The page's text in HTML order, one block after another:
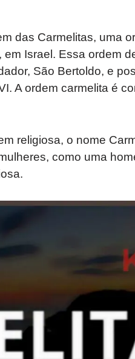
das Carmelitas, uma
Israel. Essa ordem
São Bertoldo, e
A ordem carmelita é
religiosa, o nome
como uma